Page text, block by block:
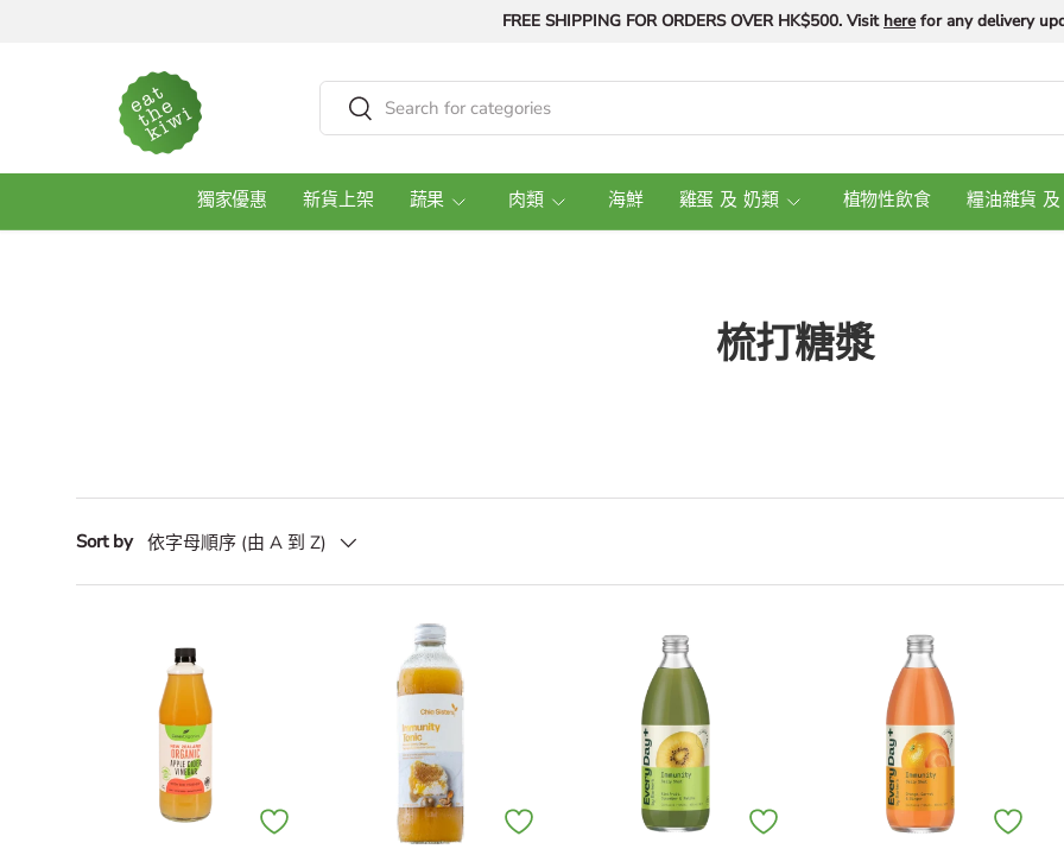
FREE SHIPPING FOR ORDERS OVER HK$500. Visit herefor any delivery
Search
Search
獨家優惠 新貨上架 蔬果 肉類 海鮮 雞蛋 及 奶類 植物性飲食 糧油雜貨 及
梳打糖漿
Sort by 依字母順序 (由 A 到 Z)